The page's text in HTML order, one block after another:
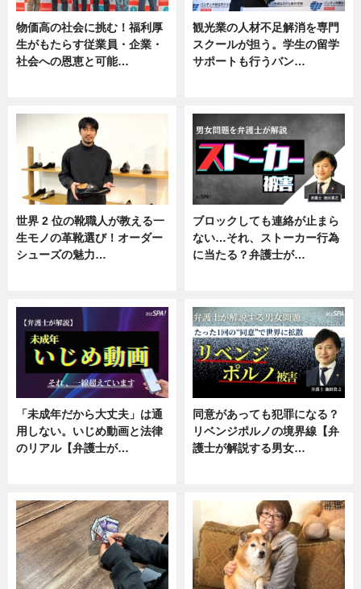
物価高の社会に挑む！福利厚
生がもたらす従業員・企業・
社会への恩恵と可能…
観光業の人材不足解消を専門
スクールが担う。学生の留学
サポートも行うバン…
世界 2 位の靴職人が教える一
生モノの革靴選び！オーダー
シューズの魅力…
ブロックしても連絡が止まら
ない…それ、ストーカー行為
に当たる？弁護士が…
「未成年だから大丈夫」は通
用しない。いじめ動画と法律
のリアル【弁護士が…
同意があっても犯罪になる？
リベンジポルノの境界線【弁
護士が解説する男女…